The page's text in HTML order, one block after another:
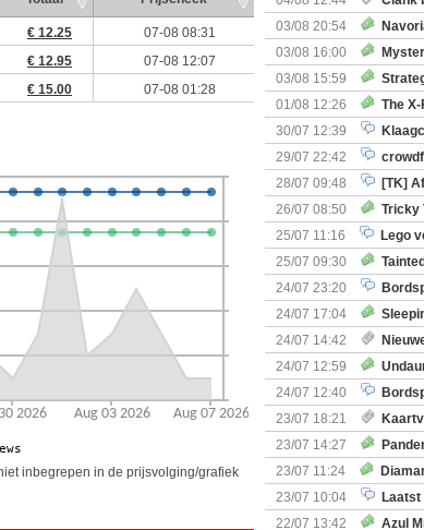
€ 12.25
07-08 08:31
€ 12.95
07-08 12:07
€ 15.00 07-08 01:28
inbegrepen in de prijsvolging/grafiek
+ nieuwe uitbreiding
03/08 20:54
03/08 16:00
Kapitein Boe
03/08 15:59
01/08 12:26
The
30/07 12:39
29/07 22:42
28/07 09:48
[TK]
26/07 08:50
Tricky
25/07 11:16
Lego
25/07 09:30
Uitbreiding: Wyrd
24/07 23:20
24/07 17:04
(Bordspellen)
24/07 14:42
Surprise Shipments
24/07 12:59
(Bordspellen)
24/07 12:40
23/07 18:21
start
23/07 14:27
(Bordspellen)
23/07 11:24
23/07 10:04
Laatst
22/07 13:42
Azul